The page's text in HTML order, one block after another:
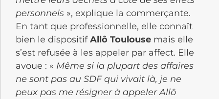
personnels », explique la commerçante.
En tant que professionnelle, elle connaît
bien le dispositifAllô Toulouse mais elle
s’est refusée à les appeler par affect. Elle
avoue : « Même si la plupart des affaires
ne sont pas au SDF qui vivait là, je ne
peux pas me résigner à appeler Allô